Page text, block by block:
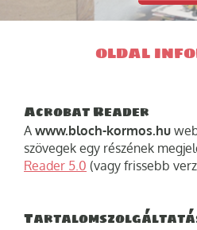
OLDAL
Acrobat Reader
A www.bloch-kormos.hu
szövegek egy részének
Reader 5.0 (vagy frissebb